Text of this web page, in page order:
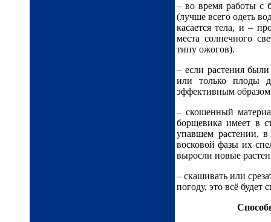
– во время работы с
(лучше всего одеть
касается тела, и –
места солнечного
типу ожогов).
– если растения
или только плоды
эффективным
– скошенный
борщевика имеет в
упавшем растении, в
восковой фазы их
выросли новые
– скашивать или
погоду, это всё будет